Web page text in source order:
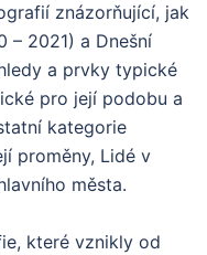
znázorňující, jak
– 2021) a Dnešní
a prvky typické
pro její podobu a
kategorie
proměny, Lidé v
města.
které vznikly od